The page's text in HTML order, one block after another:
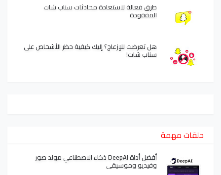
طرق فعالة لاستعادة محادثات سناب شات
المفقودة
هل تعرضت للإزعاج؟ إليك كيفية حظر الأشخاص على
سناب شات!
حلقات مهمة
أفضل أداة DeepAI ذكاء الاصطناعي مولد صور
وفيديو وموسيقى